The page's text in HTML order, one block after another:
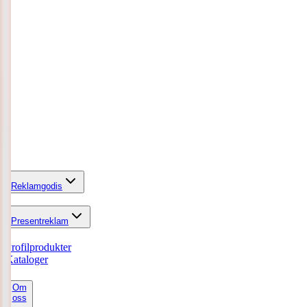
Reklamgodis
Presentreklam
Profilprodukter
Kataloger
Om
oss